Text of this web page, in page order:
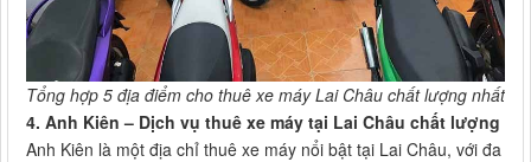
Tổng hợp 5 địa điểm cho thuê xe máy Lai Châu chất lượng nhất
4. Anh Kiên – Dịch vụ thuê xe máy tại Lai Châu chất lượng
Anh Kiên là một địa chỉ thuê xe máy nổi bật tại Lai Châu, với đa